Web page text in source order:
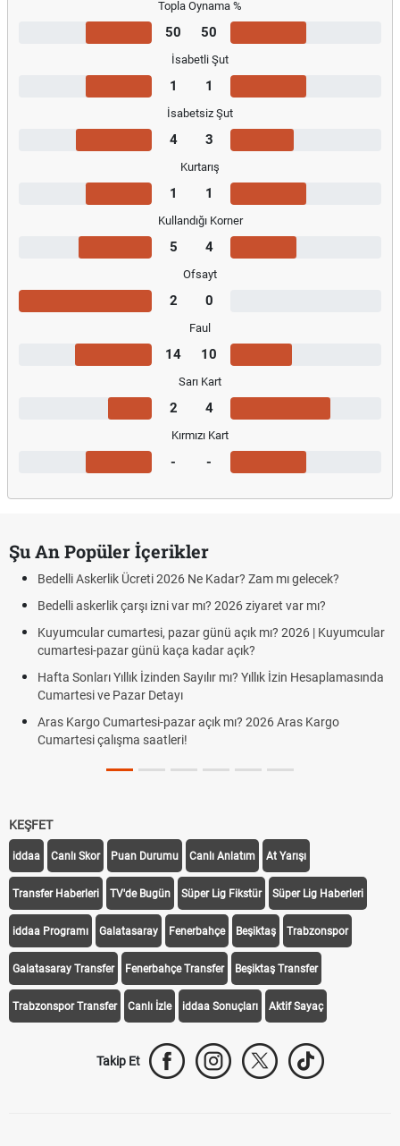
Topla Oynama %
50 50
İsabetli Şut
1 1
İsabetsiz Şut
4 3
Kurtarış
1 1
Kullandığı Korner
5 4
Ofsayt
2 0
Faul
14 10
Sarı Kart
2 4
Kırmızı Kart
- -
Şu An Popüler İçerikler
Bedelli Askerlik Ücreti 2026 Ne Kadar? Zam mı gelecek?
Bedelli askerlik çarşı izni var mı? 2026 ziyaret var mı?
Kuyumcular cumartesi, pazar günü açık mı? 2026 | Kuyumcular
cumartesi-pazar günü kaça kadar açık?
Hafta Sonları Yıllık İzinden Sayılır mı? Yıllık İzin Hesaplamasında
Cumartesi ve Pazar Detayı
Aras Kargo Cumartesi-pazar açık mı? 2026 Aras Kargo
Cumartesi çalışma saatleri!
KEŞFET
iddaa Canlı Skor Puan Durumu Canlı Anlatım At Yarışı
Transfer Haberleri TV'de Bugün Süper Lig Fikstür Süper Lig Haberleri
iddaa Programı Galatasaray Fenerbahçe Beşiktaş Trabzonspor
Galatasaray Transfer Fenerbahçe Transfer Beşiktaş Transfer
Trabzonspor Transfer Canlı İzle iddaa Sonuçları Aktif Sayaç
Takip Et